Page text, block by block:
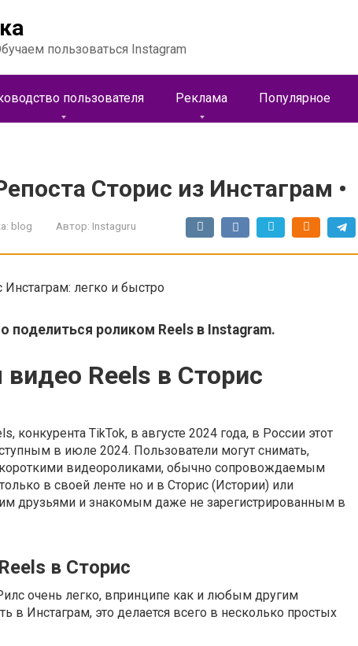
пользоваться Instagram
пользователя Реклама Популярное
Сторис из Инстаграм •
blog Автор: Instaguru
легко и быстро
поделиться роликом Reels в Instagram.
Reels в Сторис
конкурента TikTok, в августе 2024 года, в России этот
в июле 2024. Пользователи могут снимать,
короткими видеороликами, обычно сопровождаемым
в своей ленте но и в Сторис (Истории) или
друзьями и знакомым даже не зарегистрированным в
в Сторис
очень легко, впринципе как и любым другим
в Инстаграм, это делается всего в несколько простых